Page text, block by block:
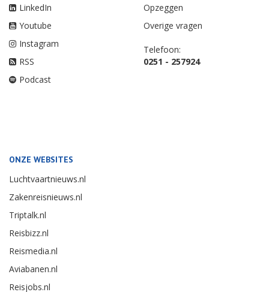
LinkedIn
Youtube
Instagram
RSS
Podcast
Opzeggen
Overige vragen
Telefoon:
0251 - 257924
ONZE WEBSITES
Luchtvaartnieuws.nl
Zakenreisnieuws.nl
Triptalk.nl
Reisbizz.nl
Reismedia.nl
Aviabanen.nl
Reisjobs.nl